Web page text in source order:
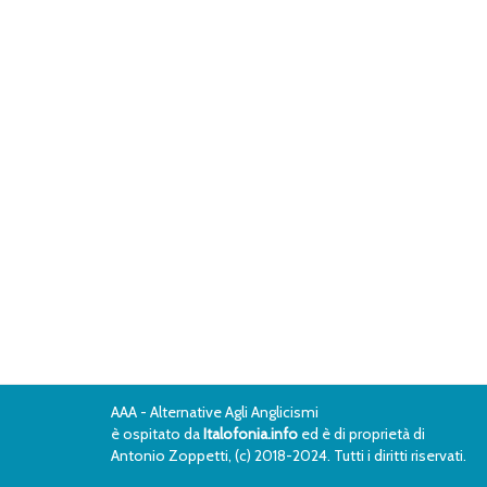
AAA - Alternative Agli Anglicismi
è ospitato daItalofonia.info ed è di proprietà di
Antonio Zoppetti, (c) 2018-2024. Tutti i diritti riservati.